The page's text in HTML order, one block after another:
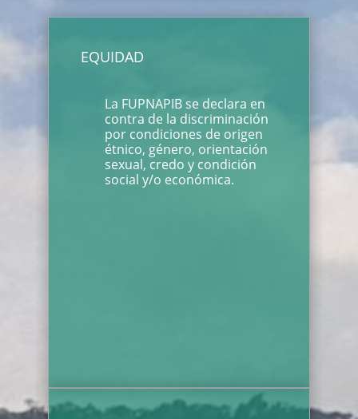
EQUIDAD
La FUPNAPIB se declara en
contra de la discriminación
por condiciones de origen
étnico, género, orientación
sexual, credo y condición
social y/o económica.